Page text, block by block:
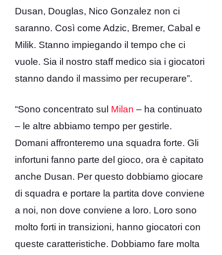
Dusan, Douglas, Nico Gonzalez non ci
saranno. Così come Adzic, Bremer, Cabal e
Milik. Stanno impiegando il tempo che ci
vuole. Sia il nostro staff medico sia i giocatori
stanno dando il massimo per recuperare”.
“Sono concentrato sul Milan – ha continuato
– le altre abbiamo tempo per gestirle.
Domani affronteremo una squadra forte. Gli
infortuni fanno parte del gioco, ora è capitato
anche Dusan. Per questo dobbiamo giocare
di squadra e portare la partita dove conviene
a noi, non dove conviene a loro. Loro sono
molto forti in transizioni, hanno giocatori con
queste caratteristiche. Dobbiamo fare molta